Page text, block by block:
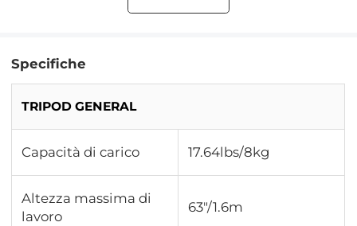
Specifiche
TRIPOD GENERAL
Capacità di carico 17.64lbs/8kg
Altezza massima di
lavoro
63"/1.6m